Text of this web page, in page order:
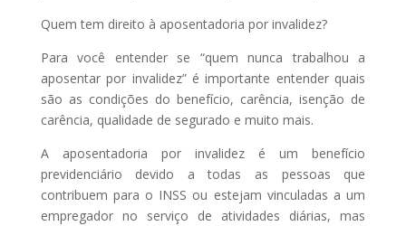
Quem tem direito à aposentadoria por invalidez?
Para você entender se “quem nunca trabalhou a
aposentar por invalidez” é importante entender quais
são as condições do benefício, carência, isenção de
carência, qualidade de segurado e muito mais.
A aposentadoria por invalidez é um benefício
previdenciário devido a todas as pessoas que
contribuem para o INSS ou estejam vinculadas a um
empregador no serviço de atividades diárias, mas